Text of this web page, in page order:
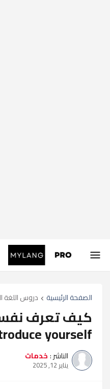
الصفحة الرئيسية دروس اللغة
كيف تعرف
yourself
الناشر :خدمات
يناير 12, 2025